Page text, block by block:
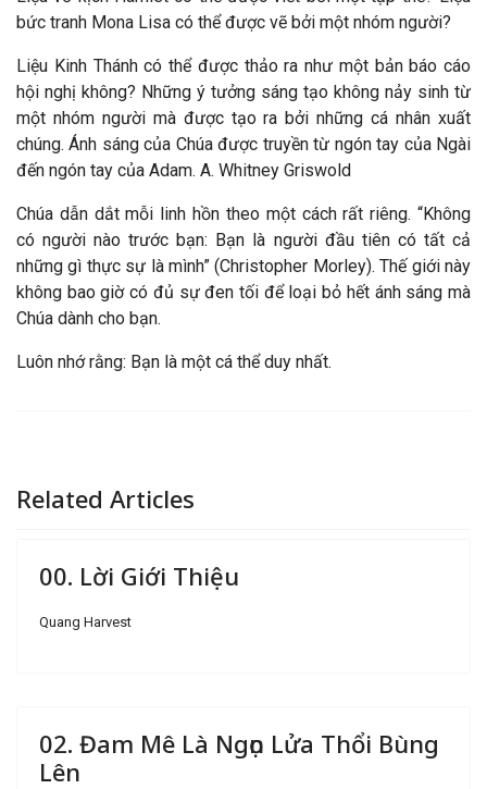
bức tranh Mona Lisa có thể được vẽ bởi một nhóm người?
Liệu Kinh Thánh có thể được thảo ra như một bản báo cáo
hội nghị không? Những ý tưởng sáng tạo không nảy sinh từ
một nhóm người mà được tạo ra bởi những cá nhân xuất
chúng. Ánh sáng của Chúa được truyền từ ngón tay của Ngài
đến ngón tay của Adam. A. Whitney Griswold
Chúa dẫn dắt mỗi linh hồn theo một cách rất riêng. “Không
có người nào trước bạn: Bạn là người đầu tiên có tất cả
những gì thực sự là mình” (Christopher Morley). Thế giới này
không bao giờ có đủ sự đen tối để loại bỏ hết ánh sáng mà
Chúa dành cho bạn.
Luôn nhớ rằng: Bạn là một cá thể duy nhất.
Related Articles
00. Lời Giới Thiệu
Quang Harvest
02. Đam Mê Là Ngọn Lửa Thổi Bùng
Lên